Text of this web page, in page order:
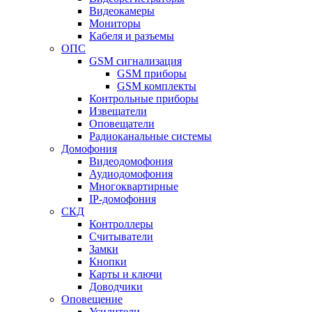
Видеокамеры
Мониторы
Кабеля и разъемы
ОПС
GSM сигнализация
GSM приборы
GSM комплекты
Контрольные приборы
Извещатели
Оповещатели
Радиоканальные системы
Домофония
Видеодомофония
Аудиодомофония
Многоквартирные
IP-домофония
СКД
Контроллеры
Считыватели
Замки
Кнопки
Карты и ключи
Доводчики
Оповещение